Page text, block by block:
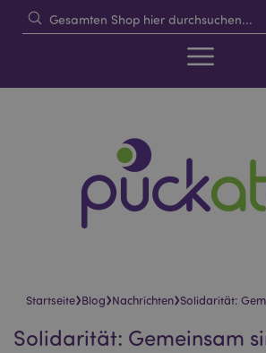
Startseite›Blog›Nachrichten›Solidarität:
Solidarität: Gemeinsam